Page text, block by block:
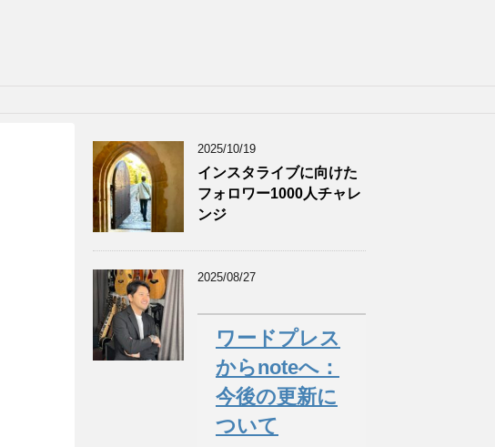
2025/10/19
インスタライブに向けた
フォロワー1000人チャレ
ンジ
2025/08/27
ワードプレス
からnoteへ：
今後の更新に
ついて